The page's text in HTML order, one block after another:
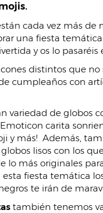
cada vez más de
una fiesta temática
y os lo pasaréis
distintos que no
cumpleaños con
variedad de globos
carita
y más! Además,
lisos con los
lo más originales
esta fiesta temática
te irán de
también tenemos